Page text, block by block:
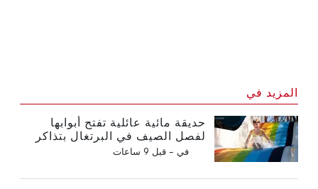
المزيد في
حديقة مائية عائلية تفتح أبوابها
لفصل الصيف في البرتغال بتذاكر
بقيمة 2 يوروفي - قبل 9 ساعات